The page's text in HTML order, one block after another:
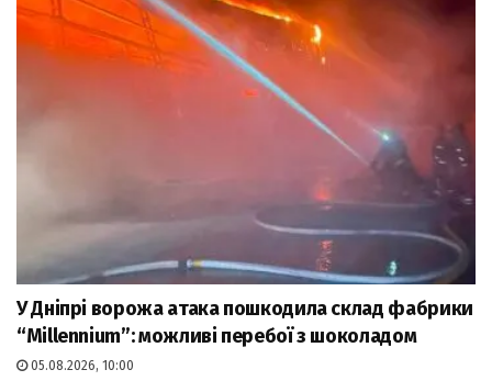
У Дніпрі ворожа атака пошкодила склад фабрики
“Millennium”: можливі перебої з шоколадом
05.08.2026, 10:00